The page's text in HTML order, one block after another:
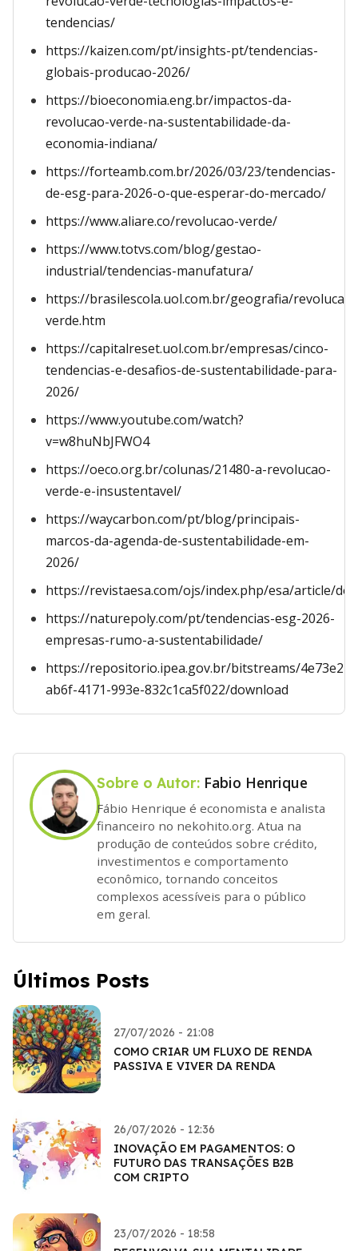
tendencias/
https://kaizen.com/pt/insights-pt/tendencias-
globais-producao-2026/
https://bioeconomia.eng.br/impactos-da-
revolucao-verde-na-sustentabilidade-da-
economia-indiana/
https://forteamb.com.br/2026/03/23/tendencias-
de-esg-para-2026-o-que-esperar-do-mercado/
https://www.aliare.co/revolucao-verde/
https://www.totvs.com/blog/gestao-
industrial/tendencias-manufatura/
https://brasilescola.uol.com.br/geografia/revolucao-
verde.htm
https://capitalreset.uol.com.br/empresas/cinco-
tendencias-e-desafios-de-sustentabilidade-para-
2026/
https://www.youtube.com/watch?
v=w8huNbJFWO4
https://oeco.org.br/colunas/21480-a-revolucao-
verde-e-insustentavel/
https://waycarbon.com/pt/blog/principais-
marcos-da-agenda-de-sustentabilidade-em-
2026/
https://revistaesa.com/ojs/index.php/esa/article/
https://naturepoly.com/pt/tendencias-esg-2026-
empresas-rumo-a-sustentabilidade/
https://repositorio.ipea.gov.br/bitstreams/
ab6f-4171-993e-832c1ca5f022/download
Sobre o Autor: Fabio Henrique
Fábio Henrique é economista e analista
financeiro no nekohito.org. Atua na
produção de conteúdos sobre crédito,
investimentos e comportamento
econômico, tornando conceitos
complexos acessíveis para o público
em geral.
Últimos Posts
27/07/2026 - 21:08
COMO CRIAR UM FLUXO DE RENDA
PASSIVA E VIVER DA RENDA
26/07/2026 - 12:36
INOVAÇÃO EM PAGAMENTOS: O
FUTURO DAS TRANSAÇÕES B2B
COM CRIPTO
23/07/2026 - 18:58